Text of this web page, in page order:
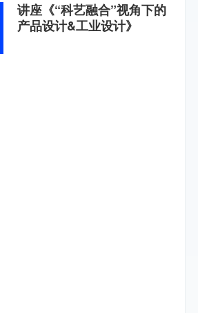
讲座《“科艺融合”视角下的
产品设计&工业设计》